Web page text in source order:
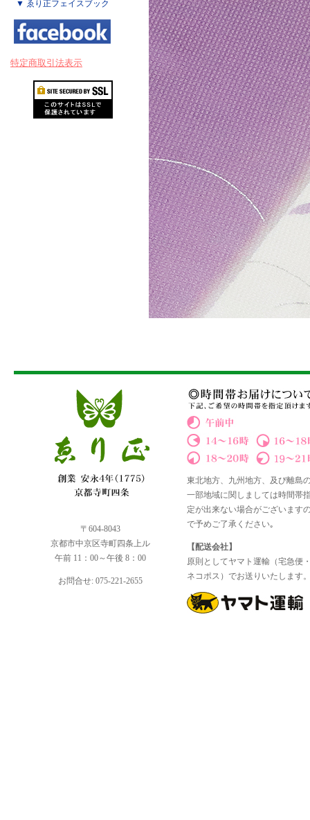
▼ ゑり正フェイスブック
特定商取引法表示
〒604-8043
京都市中京区寺町四条上ル
午前 11：00～午後 8：00
お問合せ: 075-221-2655
東北地方、九州地方、及び離島
一部地域に関しましては時間帯
定が出来ない場合がございます
で予めご了承ください｡
【配送会社】
原則としてヤマト運輸（宅急便
ネコポス）でお送りいたします